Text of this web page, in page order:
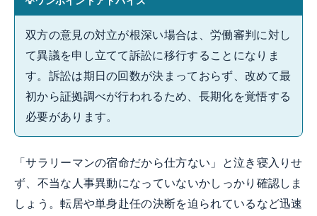
双方の意見の対立が根深い場合は、労働審判に対し
て異議を申し立てて訴訟に移行することになりま
す。訴訟は期日の回数が決まっておらず、改めて最
初から証拠調べが行われるため、長期化を覚悟する
必要があります。
「サラリーマンの宿命だから仕方ない」と泣き寝入りせ
ず、不当な人事異動になっていないかしっかり確認しま
しょう。転居や単身赴任の決断を迫られているなど迅速